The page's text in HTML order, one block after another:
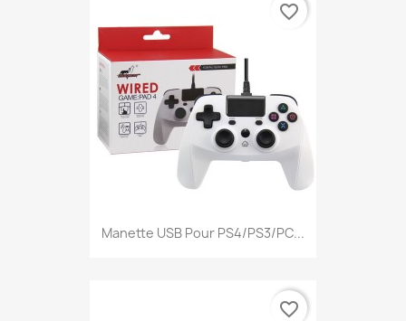
Manette USB Pour PS4/PS3/PC...
favorite_border
favorite_border